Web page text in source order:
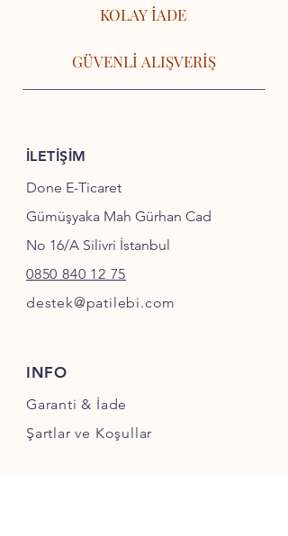
KOLAY İADE
GÜVENLİ ALIŞVERİŞ
İLETİŞİM
Done E-Ticaret
Gümüşyaka Mah Gürhan Cad
No 16/A Silivri İstanbul
0850 840 12 75
destek@patilebi.com
INFO
Garanti & İade
Şartlar ve Koşullar